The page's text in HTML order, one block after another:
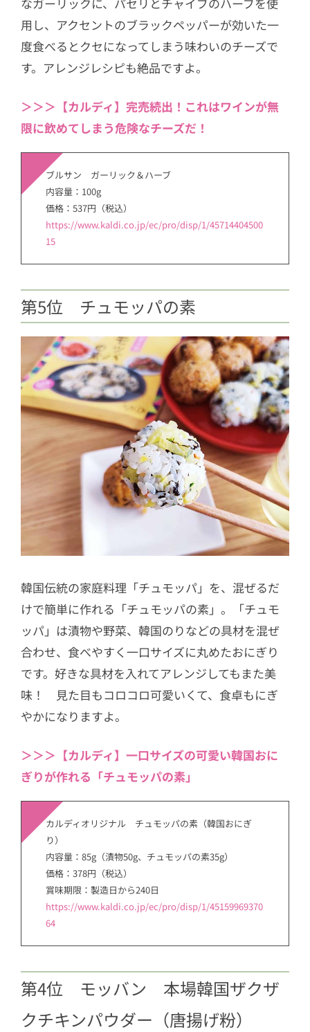
用し、アクセントのブラックペッパーが効いた一
度食べるとクセになってしまう味わいのチーズで
す。アレンジレシピも絶品ですよ。
＞＞＞【カルディ】完売続出！これはワインが無
限に飲めてしまう危険なチーズだ！
ブルサン ガーリック＆ハーブ
内容量：100g
価格：537円（税込）
https://www.kaldi.co.jp/ec/pro/disp/1/45714404500
15
第5位 チュモッパの素
韓国伝統の家庭料理「チュモッパ」を、混ぜるだ
けで簡単に作れる「チュモッパの素」。「チュモ
ッパ」は漬物や野菜、韓国のりなどの具材を混ぜ
合わせ、食べやすく一口サイズに丸めたおにぎり
です。好きな具材を入れてアレンジしてもまた美
味！ 見た目もコロコロ可愛いくて、食卓もにぎ
やかになりますよ。
＞＞＞【カルディ】一口サイズの可愛い韓国おに
ぎりが作れる「チュモッパの素」
カルディオリジナル チュモッパの素（韓国おにぎ
り）
内容量：85g（漬物50g、チュモッパの素35g）
価格：378円（税込）
賞味期限：製造日から240日
https://www.kaldi.co.jp/ec/pro/disp/1/45159969370
64
第4位 モッバン 本場韓国ザクザ
クチキンパウダー（唐揚げ粉）